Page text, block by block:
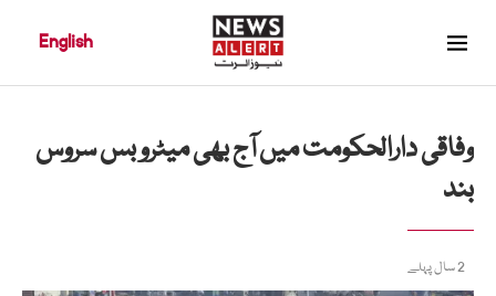
English
وفاقی دارالحکومت میں آج بھی میٹرو بس سروس
بند
2 سال پہلے